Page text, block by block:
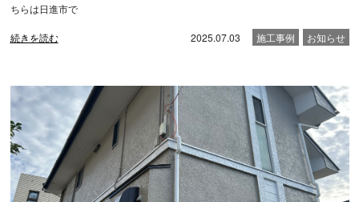
ちらは日進市で
続きを読む 2025.07.03 施工事例 お知らせ